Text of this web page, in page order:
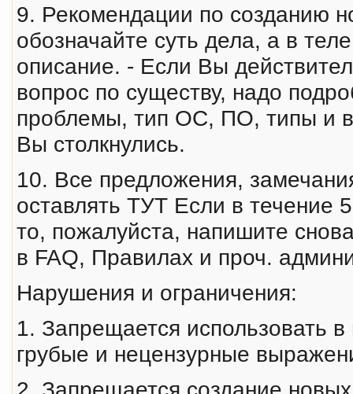
9. Рекомендации по созданию
обозначайте суть дела, а в
описание. - Если Вы
вопрос по существу, надо
проблемы, тип ОС, ПО, типы и
Вы столкнулись.
10. Все предложения,
оставлять ТУТ Если в течение
то, пожалуйста, напишите
в FAQ, Правилах и проч.
Нарушения и ограничения:
1. Запрещается использовать
гpубые и нецензурные